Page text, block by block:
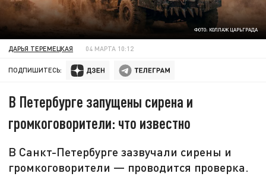
ФОТО: КОЛЛАЖ ЦАРЬГРАДА
ДАРЬЯ ТЕРЕМЕЦКАЯ 04 МАРТА 10:12
ПОДПИШИТЕСЬ:
В Петербурге запущены сирена и
громкоговорители: что известно
В Санкт-Петербурге зазвучали сирены и
громкоговорители — проводится проверка.